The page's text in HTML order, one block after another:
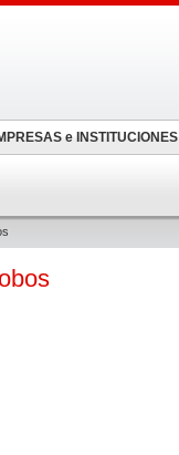
e INSTITUCIONES